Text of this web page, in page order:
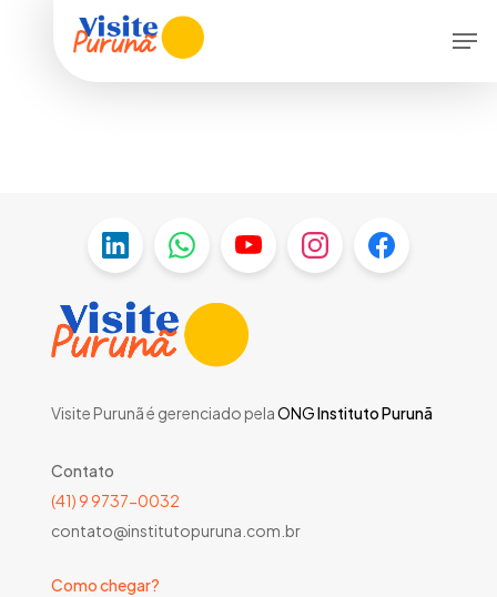
Visite Purunã é gerenciado pelaONGInstituto Purunã
Contato
(41) 9 9737-0032
contato@institutopuruna.com.br
Como chegar?